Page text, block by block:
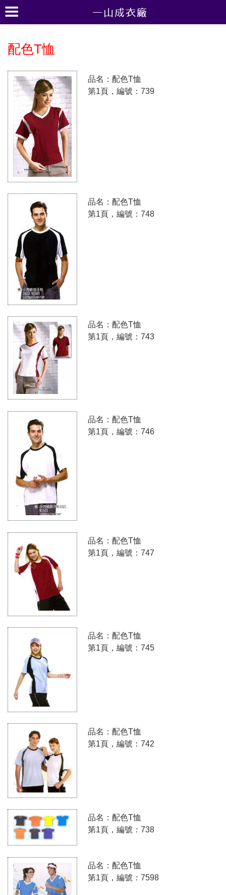
配色T恤
品名：配色T恤
第1頁，編號：739
品名：配色T恤
第1頁，編號：748
品名：配色T恤
第1頁，編號：743
品名：配色T恤
第1頁，編號：746
品名：配色T恤
第1頁，編號：747
品名：配色T恤
第1頁，編號：745
品名：配色T恤
第1頁，編號：742
品名：配色T恤
第1頁，編號：738
品名：配色T恤
第1頁，編號：7598